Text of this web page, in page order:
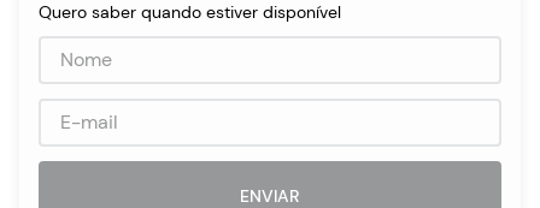
Quero saber quando estiver disponível
ENVIAR